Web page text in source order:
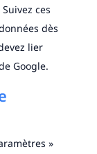
ces
dès
lier
Google.
»